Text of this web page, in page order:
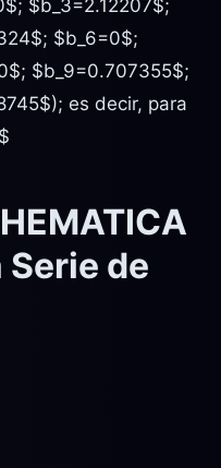
$b_3=2.12207$;
$b_6=0$;
$b_9=0.707355$;
es decir, para
de